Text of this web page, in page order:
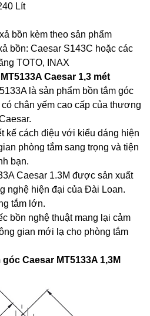
Lít
bồn kèm theo sản phẩm
bồn: Caesar S143C hoặc các
TOTO, INAX
Caesar 1,3 mét
là sản phẩm bồn tắm góc
chân yếm cao cấp của thương
kế cách điệu với kiểu dáng hiện
phòng tắm sang trọng và tiện
bạn.
Caesar 1.3M được sản xuất
nghệ hiện đại của Đài Loan.
tắm lớn.
bồn nghệ thuật mang lại cảm
gian mới lạ cho phòng tắm
Caesar MT5133A 1,3M